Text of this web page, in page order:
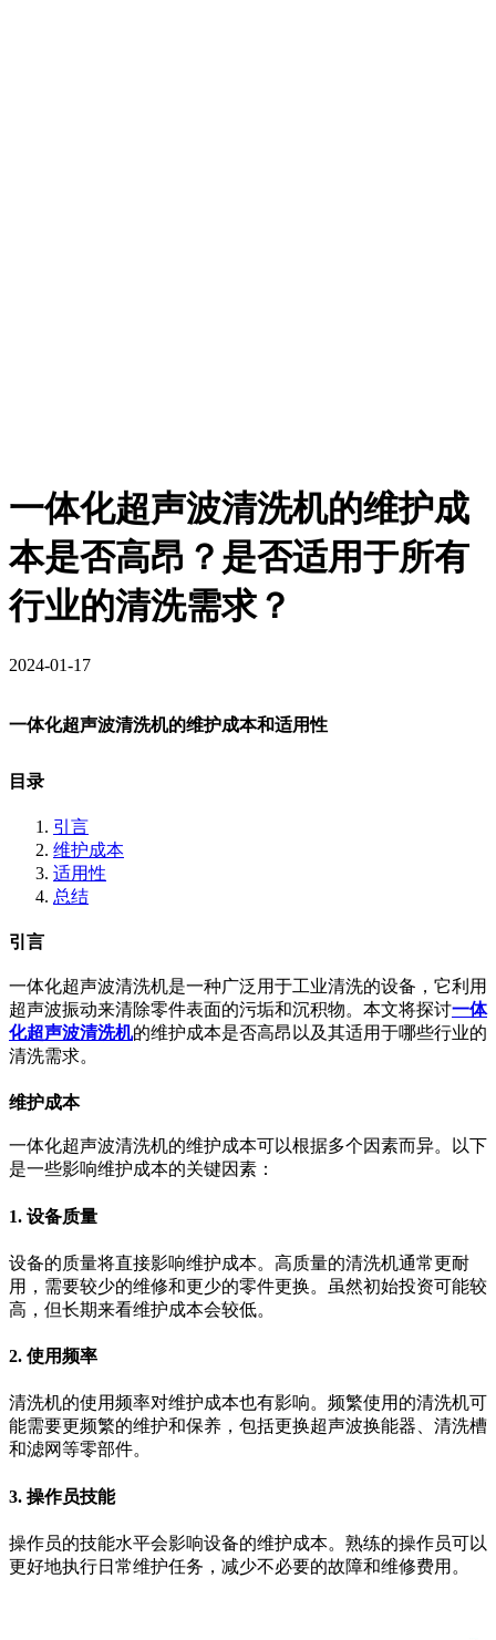
一体化超声波清洗机的维护成
本是否高昂？是否适用于所有
行业的清洗需求？
2024-01-17
一体化超声波清洗机的维护成本和适用性
目录
引言
维护成本
适用性
总结
引言
一体化超声波清洗机是一种广泛用于工业清洗的设备，它利用
超声波振动来清除零件表面的污垢和沉积物。本文将探讨一体
化超声波清洗机的维护成本是否高昂以及其适用于哪些行业的
清洗需求。
维护成本
一体化超声波清洗机的维护成本可以根据多个因素而异。以下
是一些影响维护成本的关键因素：
1. 设备质量
设备的质量将直接影响维护成本。高质量的清洗机通常更耐
用，需要较少的维修和更少的零件更换。虽然初始投资可能较
高，但长期来看维护成本会较低。
2. 使用频率
清洗机的使用频率对维护成本也有影响。频繁使用的清洗机可
能需要更频繁的维护和保养，包括更换超声波换能器、清洗槽
和滤网等零部件。
3. 操作员技能
操作员的技能水平会影响设备的维护成本。熟练的操作员可以
更好地执行日常维护任务，减少不必要的故障和维修费用。